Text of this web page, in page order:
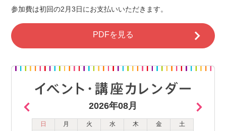
参加費は初回の2月3日にお支払いいただきます。
PDFを見る
2026年08月
日 月 火 水 木 金
土